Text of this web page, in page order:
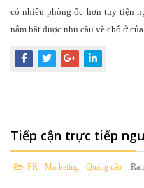
có nhiều phòng ốc hơn tuy tiện
nắm bắt được nhu cầu về chỗ ở
Tiếp cận trực tiếp
PR - Marketing - Quảng cáo